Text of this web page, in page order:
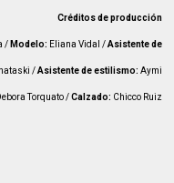
Créditos de producción
/ Modelo: Eliana Vidal /Asistente de
/Asistente de estilismo: Aymi
Torquato /Calzado: Chicco Ruiz